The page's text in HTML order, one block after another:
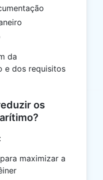
da
e dos requisitos
os
maximizar a